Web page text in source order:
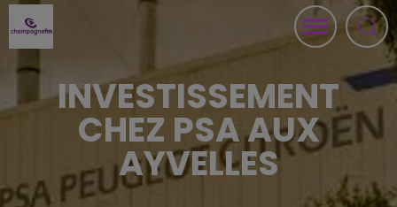
INVESTISSEMENT
CHEZ PSA AUX
AYVELLES